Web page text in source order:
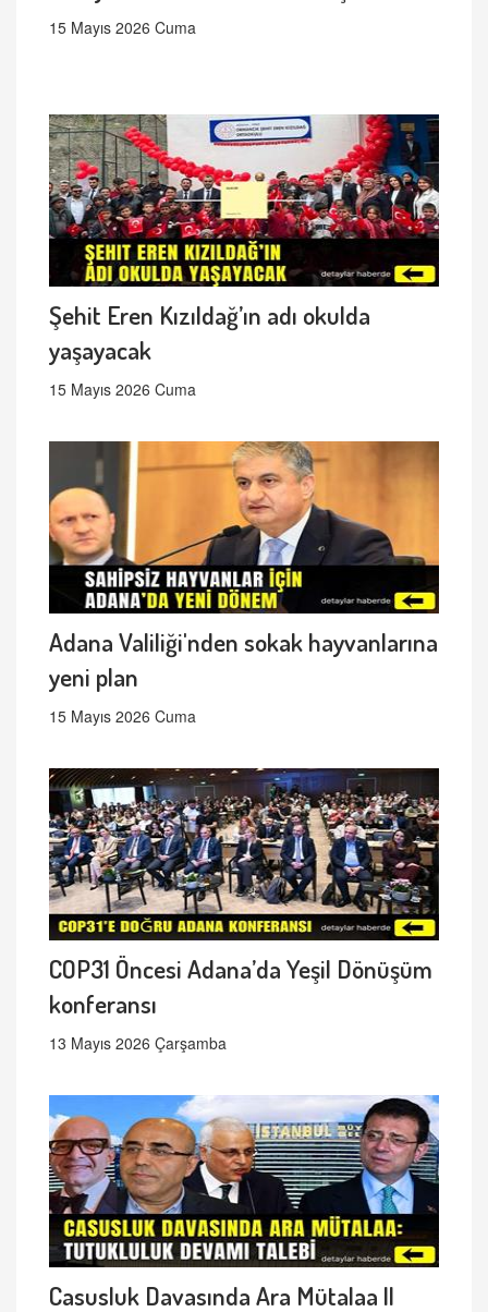
15 Mayıs 2026 Cuma
Şehit Eren Kızıldağ’ın adı okulda
yaşayacak
15 Mayıs 2026 Cuma
Adana Valiliği'nden sokak hayvanlarına
yeni plan
15 Mayıs 2026 Cuma
COP31 Öncesi Adana’da Yeşil Dönüşüm
konferansı
13 Mayıs 2026 Çarşamba
Casusluk Davasında Ara Mütalaa ||